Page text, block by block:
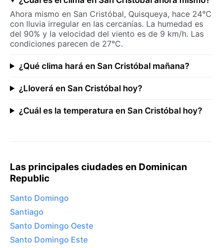
Ahora mismo en San Cristóbal, Quisqueya, hace 24°C
con lluvia irregular en las cercanías. La humedad es
del 90% y la velocidad del viento es de 9 km/h. Las
condiciones parecen de 27°C.
¿Qué clima hará en San Cristóbal mañana?
¿Lloverá en San Cristóbal hoy?
¿Cuál es la temperatura en San Cristóbal hoy?
Las principales ciudades en Dominican
Republic
Santo Domingo
Santiago
Santo Domingo Oeste
Santo Domingo Este